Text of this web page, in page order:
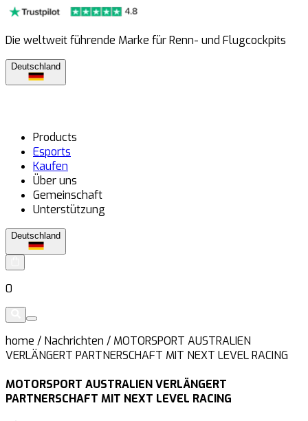
Die weltweit führende Marke für Renn- und Flugcockpits
Deutschland
Products
Esports
Kaufen
Über uns
Gemeinschaft
Unterstützung
Deutschland
0
home / Nachrichten / MOTORSPORT AUSTRALIEN
VERLÄNGERT PARTNERSCHAFT MIT NEXT LEVEL RACING
MOTORSPORT AUSTRALIEN VERLÄNGERT
PARTNERSCHAFT MIT NEXT LEVEL RACING